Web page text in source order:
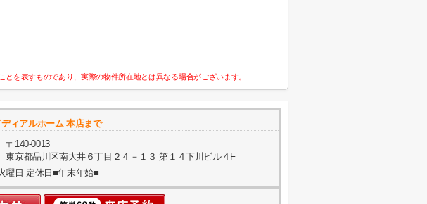
を表すものであり、実際の物件所在地とは異なる場合がございます。
ディアルホーム 本店まで
〒140-0013
東京都品川区南大井６丁目２４－１３ 第１４下川ビル４F
曜日 定休日■年末年始■